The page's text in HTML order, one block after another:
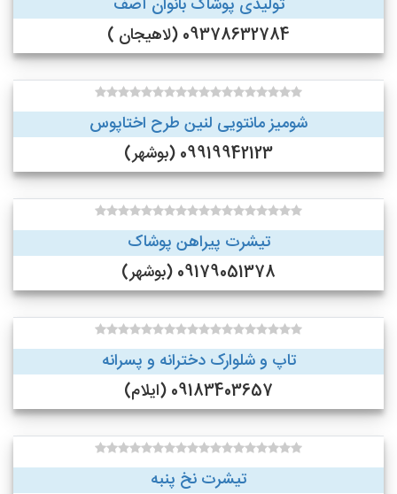
تولیدی پوشاک بانوان آصف
09378632784 (لاهیجان )
شومیز مانتویی لنین طرح اختاپوس
09919942123 (بوشهر)
تیشرت پیراهن پوشاک
09179051378 (بوشهر)
تاپ و شلوارک دخترانه و پسرانه
09183403657 (ایلام)
تیشرت نخ پنبه